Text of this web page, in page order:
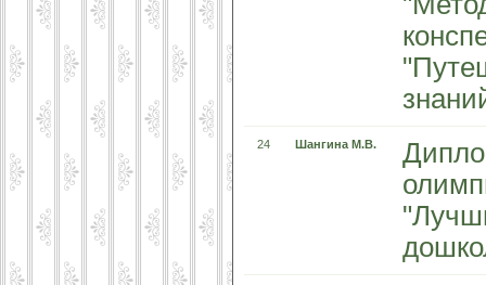
24 Шангина М.В.